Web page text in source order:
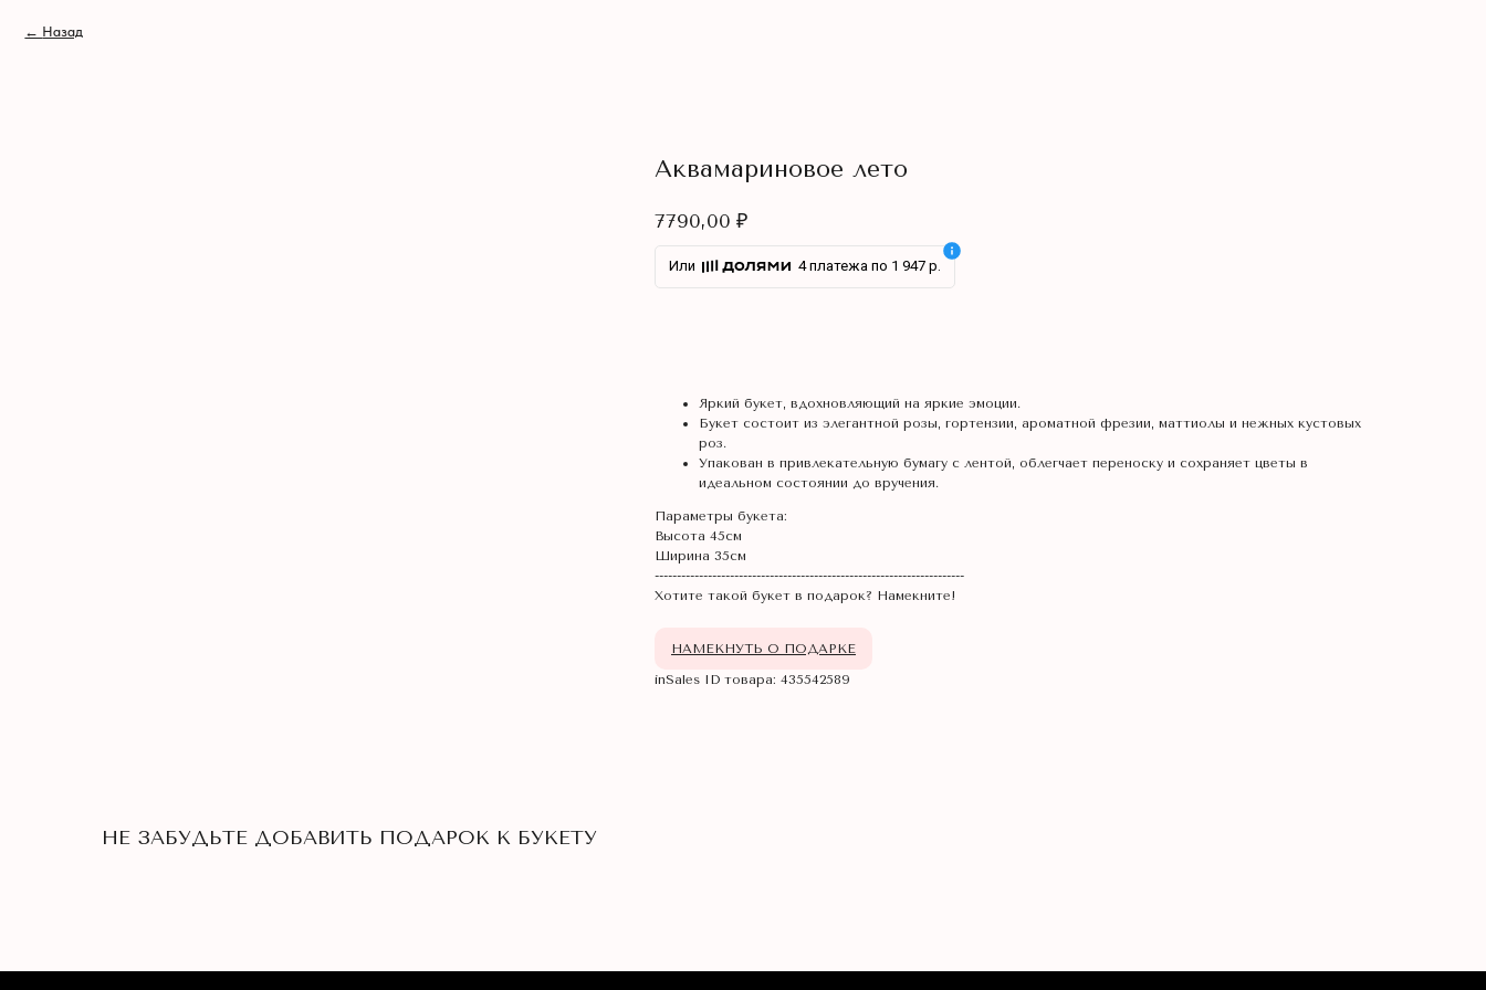
Назад
Аквамариновое лето
7790,00 ₽
Или 4 платежа по 1 947 р.
Яркий букет, вдохновляющий на яркие эмоции.
Букет состоит из элегантной розы, гортензии, ароматной фрезии, маттиолы и нежных кустовых
роз.
Упакован в привлекательную бумагу с лентой, облегчает переноску и сохраняет цветы в
идеальном состоянии до вручения.
Параметры букета:
Высота 45см
Ширина 35см
----------------------------------------------------------------------
Хотите такой букет в подарок? Намекните!
НАМЕКНУТЬ О ПОДАРКЕ
inSales ID товара: 435542589
НЕ ЗАБУДЬТЕ ДОБАВИТЬ ПОДАРОК К БУКЕТУ